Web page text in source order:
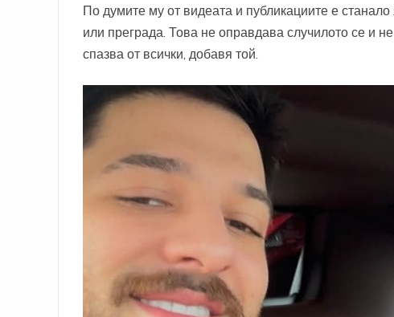
По думите му от видеата и публикациите е
или преграда. Това не оправдава случилото се и
спазва от всички, добавя той.